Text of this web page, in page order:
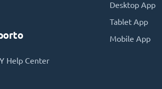
Help Center
Desktop App
Tablet App
Mobile App